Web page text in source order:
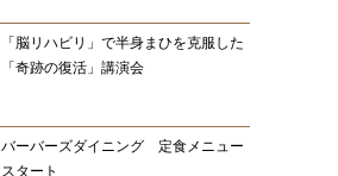
「脳リハビリ」で半身まひを克服した
「奇跡の復活」講演会
バーバーズダイニング 定食メニュー
スタート